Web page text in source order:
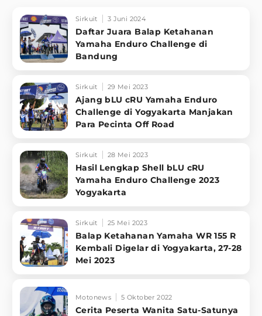
Sirkuit 3 Juni 2024
Daftar Juara Balap Ketahanan
Yamaha Enduro Challenge di
Bandung
Sirkuit 29 Mei 2023
Ajang bLU cRU Yamaha Enduro
Challenge di Yogyakarta Manjakan
Para Pecinta Off Road
Sirkuit 28 Mei 2023
Hasil Lengkap Shell bLU cRU
Yamaha Enduro Challenge 2023
Yogyakarta
Sirkuit 25 Mei 2023
Balap Ketahanan Yamaha WR 155 R
Kembali Digelar di Yogyakarta, 27-28
Mei 2023
Motonews 5 Oktober 2022
Cerita Peserta Wanita Satu-Satunya